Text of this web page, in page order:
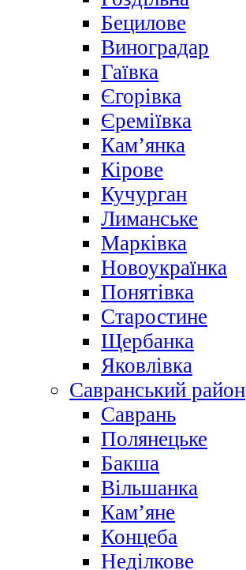
Бецилове
Виноградар
Гаївка
Єгорівка
Єреміївка
Кам’янка
Кірове
Кучурган
Лиманське
Марківка
Новоукраїнка
Понятівка
Старостине
Щербанка
Яковлівка
Савранський район
Саврань
Полянецьке
Бакша
Вільшанка
Кам’яне
Концеба
Неділкове